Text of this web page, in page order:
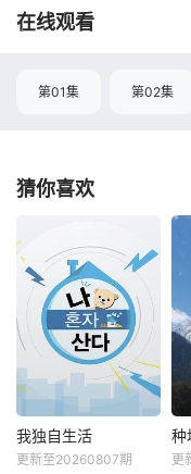
在线观看
第01集 第02集
猜你喜欢
我独自生活
更新至20260807期
种
更